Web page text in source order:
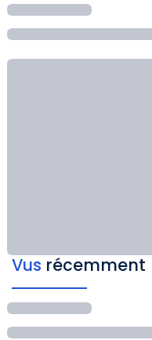
Vus récemment